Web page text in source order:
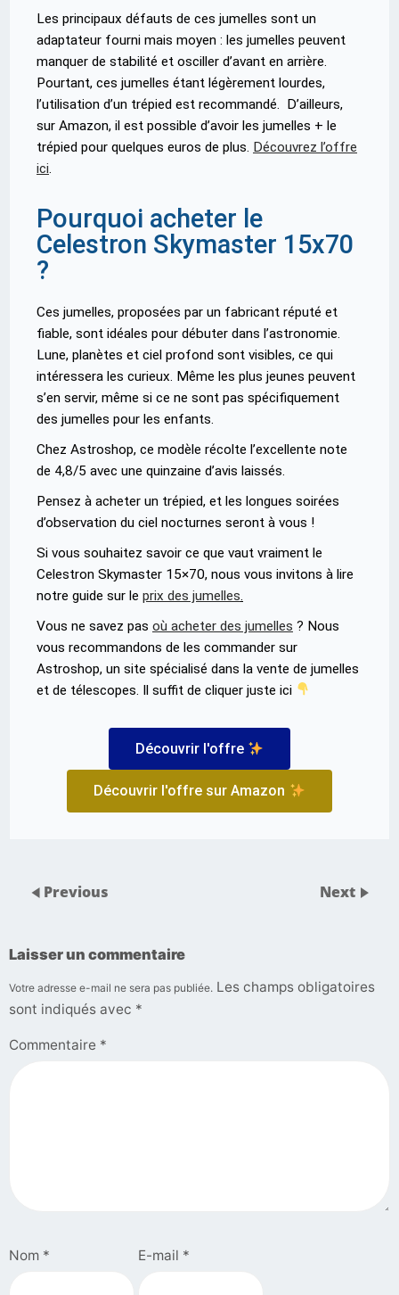
Les principaux défauts de ces jumelles sont un
adaptateur fourni mais moyen : les jumelles peuvent
manquer de stabilité et osciller d’avant en arrière.
Pourtant, ces jumelles étant légèrement lourdes,
l’utilisation d’un trépied est recommandé. D’ailleurs,
sur Amazon, il est possible d’avoir les jumelles + le
trépied pour quelques euros de plus. Découvrez l’offre
ici.
Pourquoi acheter le
Celestron Skymaster 15x70
?
Ces jumelles, proposées par un fabricant réputé et
fiable, sont idéales pour débuter dans l’astronomie.
Lune, planètes et ciel profond sont visibles, ce qui
intéressera les curieux. Même les plus jeunes peuvent
s’en servir, même si ce ne sont pas spécifiquement
des jumelles pour les enfants.
Chez Astroshop, ce modèle récolte l’excellente note
de 4,8/5 avec une quinzaine d’avis laissés.
Pensez à acheter un trépied, et les longues soirées
d’observation du ciel nocturnes seront à vous !
Si vous souhaitez savoir ce que vaut vraiment le
Celestron Skymaster 15×70, nous vous invitons à lire
notre guide sur le prix des jumelles.
Vous ne savez pas où acheter des jumelles ? Nous
vous recommandons de les commander sur
Astroshop, un site spécialisé dans la vente de jumelles
et de télescopes. Il suffit de cliquer juste ici
Découvrir l'offre
Découvrir l'offre sur Amazon
Previous Next
Laisser un commentaire
Votre adresse e-mail ne sera pas publiée. Les champs obligatoires
sont indiqués avec *
Commentaire *
Nom * E-mail *